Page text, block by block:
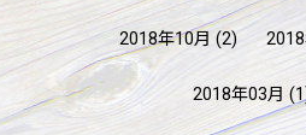
2018年10月 (2)
2018年03月